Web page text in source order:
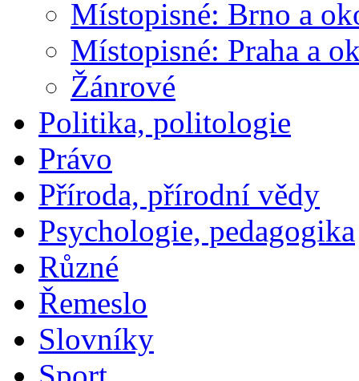
Místopisné: Brno a
Místopisné: Praha a
Žánrové
Politika, politologie
Právo
Příroda, přírodní vědy
Psychologie, pedagogika
Různé
Řemeslo
Slovníky